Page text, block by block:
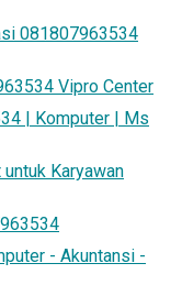
081807963534
Vipro Center
| Komputer | Ms
Karyawan
- Akuntansi -